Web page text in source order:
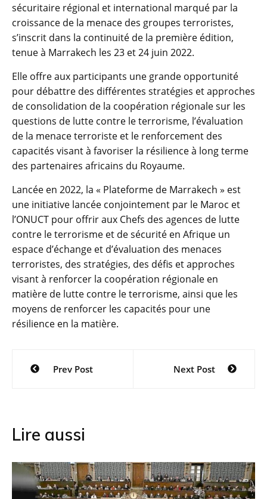
sécuritaire régional et international marqué par la
croissance de la menace des groupes terroristes,
s’inscrit dans la continuité de la première édition,
tenue à Marrakech les 23 et 24 juin 2022.
Elle offre aux participants une grande opportunité
pour débattre des différentes stratégies et approches
de consolidation de la coopération régionale sur les
questions de lutte contre le terrorisme, l’évaluation
de la menace terroriste et le renforcement des
capacités visant à favoriser la résilience à long terme
des partenaires africains du Royaume.
Lancée en 2022, la « Plateforme de Marrakech » est
une initiative lancée conjointement par le Maroc et
l’ONUCT pour offrir aux Chefs des agences de lutte
contre le terrorisme et de sécurité en Afrique un
espace d’échange et d’évaluation des menaces
terroristes, des stratégies, des défis et approches
visant à renforcer la coopération régionale en
matière de lutte contre le terrorisme, ainsi que les
moyens de renforcer les capacités pour une
résilience en la matière.
Navigation
Prev Post Next Post
Lire aussi